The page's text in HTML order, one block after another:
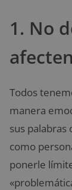
1. No
Todos
manera
sus palabras
como
ponerle